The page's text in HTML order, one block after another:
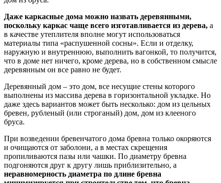
Даже каркасные дома можно назвать деревянными,
поскольку каркас чаще всего изготавливается из дерева, а
в качестве утеплителя вполне могут использоваться
материалы типа «распушенной сосны». Если и отделку,
наружную и внутреннюю, выполнить вагонкой, то получится,
что в доме нет ничего, кроме дерева, но в собственном смысле
деревянным он все равно не будет.
Деревянный дом – это дом, все несущие стены которого
выполнены из массива дерева в горизонтальной укладке. Но
даже здесь вариантов может быть несколько: дом из цельных
бревен, рубленый (или строганый) дом, дом из клееного
бруса.
При возведении бревенчатого дома бревна только окоряются
и очищаются от заболони, а в местах скрещения
пропиливаются пазы или чашки. По диаметру бревна
подгоняются друг к другу лишь приблизительно, а
неравномерность диаметра по длине бревна